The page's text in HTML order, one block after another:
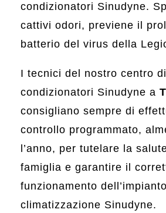
condizionatori Sinudyne.
cattivi odori, previene il
batterio del virus della
I tecnici del nostro centro
condizionatori Sinudyne a
consigliano sempre di
controllo programmato,
l’anno, per tutelare la
famiglia e garantire il
funzionamento
climatizzazione Sinudyne.